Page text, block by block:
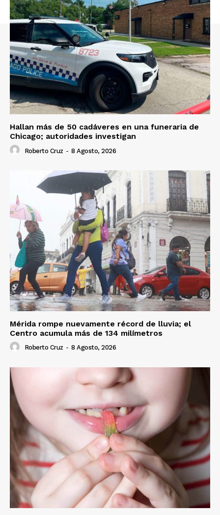
Hallan más de 50 cadáveres en una funeraria de
Chicago; autoridades investigan
Roberto Cruz - 8 Agosto, 2026
Mérida rompe nuevamente récord de lluvia; el
Centro acumula más de 134 milímetros
Roberto Cruz - 8 Agosto, 2026